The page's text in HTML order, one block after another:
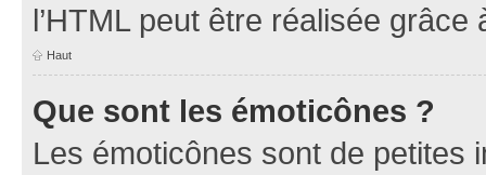
l’HTML peut être réalisée grâce
Haut
Que sont les émoticônes ?
Les émoticônes sont de petites